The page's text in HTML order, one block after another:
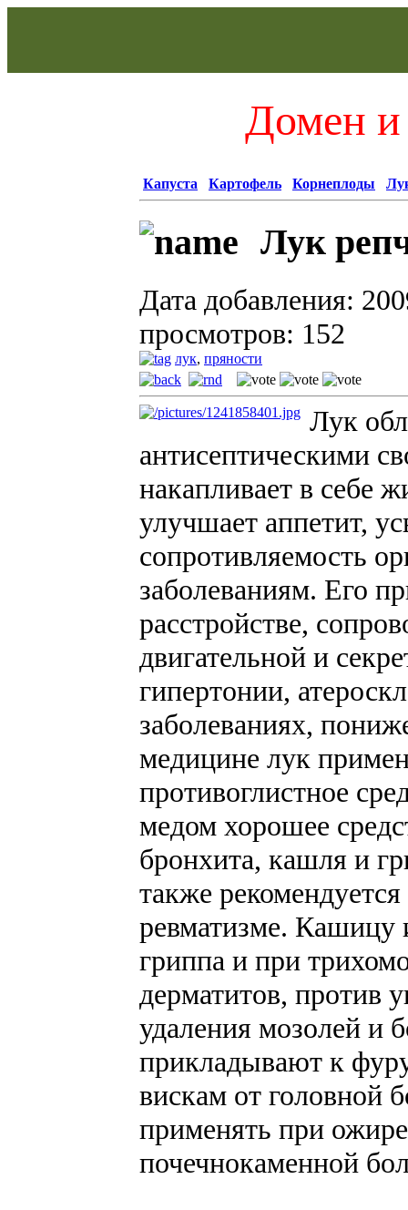
Домен и
Капуста Картофель Корнеплоды
Лук
Дата добавления:
просмотров: 152
лук, пряности
Лук
антисептическими
накапливает в себе
улучшает аппетит,
сопротивляемость
заболеваниям. Его
расстройстве,
двигательной и
гипертонии,
заболеваниях,
медицине лук
противоглистное
медом хорошее
бронхита, кашля и
также
ревматизме. Кашицу
гриппа и при
дерматитов, против
удаления мозолей и
прикладывают к
вискам от головной
применять при
почечнокаменной